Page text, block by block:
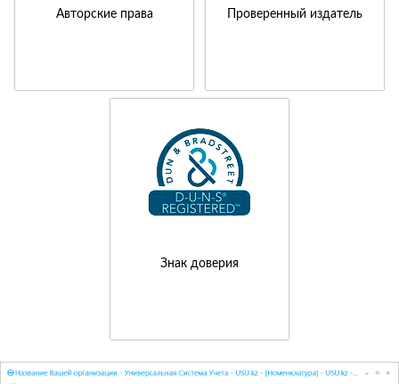
Авторские права Проверенный издатель
Знак доверия